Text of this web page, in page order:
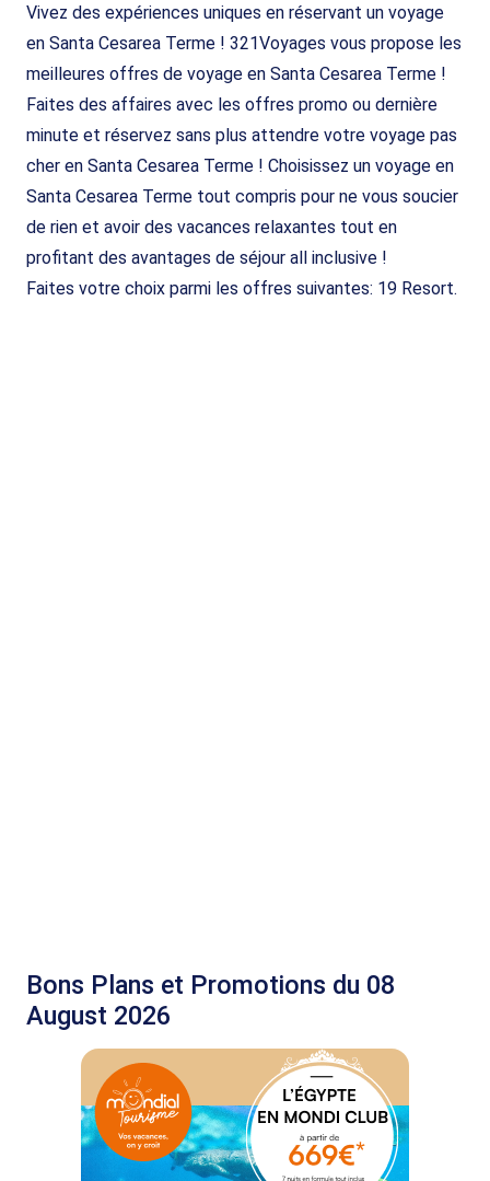
Vivez des expériences uniques en réservant un voyage
en Santa Cesarea Terme ! 321Voyages vous propose les
meilleures offres de voyage en Santa Cesarea Terme !
Faites des affaires avec les offres promo ou dernière
minute et réservez sans plus attendre votre voyage pas
cher en Santa Cesarea Terme ! Choisissez un voyage en
Santa Cesarea Terme tout compris pour ne vous soucier
de rien et avoir des vacances relaxantes tout en
profitant des avantages de séjour all inclusive !
Faites votre choix parmi les offres suivantes: 19 Resort.
Bons Plans et Promotions du 08
August 2026